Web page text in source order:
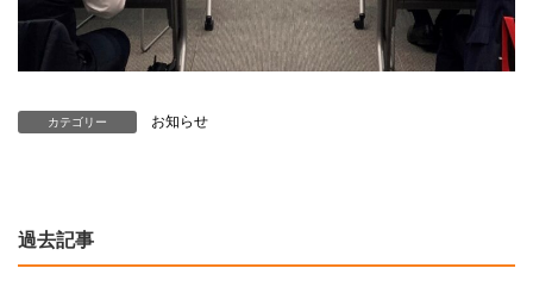
カテゴリー お知らせ
過去記事